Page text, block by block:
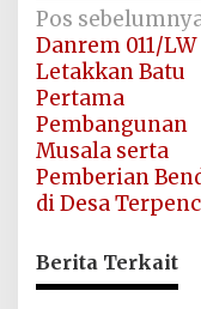
Navigasi
pos
Pos
Danrem 011/LW
Letakkan Batu
Pertama
Pembangunan
Musala serta
Pemberian
di Desa
Berita Terkait